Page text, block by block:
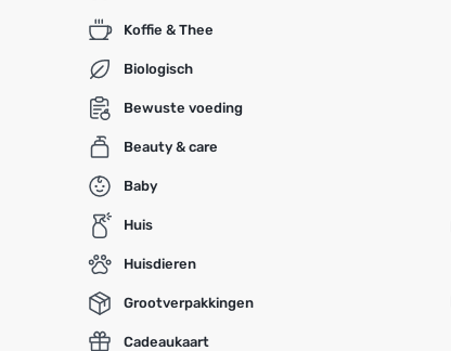
Koffie & Thee
Biologisch
Bewuste voeding
Beauty & care
Baby
Huis
Huisdieren
Grootverpakkingen
Cadeaukaart